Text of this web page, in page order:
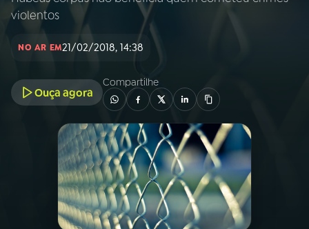
AO VIVO
PROGRAMAÇÃO
PROGRAMAS
violentos
NO AR EM21/02/2018, 14:38
Ouça agora
Compartilhe